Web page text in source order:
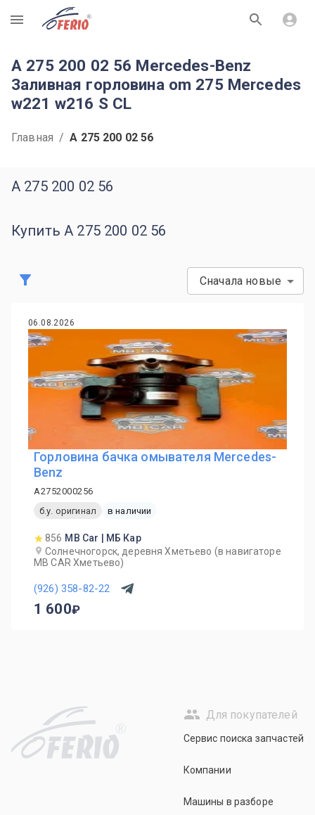
R
A 275 200 02 56 Mercedes-Benz
Заливная горловина om 275 Mercedes
w221 w216 S CL
Главная / A 275 200 02 56
A 275 200 02 56
Купить A 275 200 02 56
Сначала новые
06.08.2026
Горловина бачка омывателя Mercedes-
Benz
A2752000256
б.у. оригинал
в наличии
856 MB Car | МБ Кар
Солнечногорск, деревня Хметьево (в навигаторе
MB CAR Хметьево)
(926) 358-82-22
1 600
R
Для покупателей
Сервис поиска запчастей
Компании
Машины в разборе